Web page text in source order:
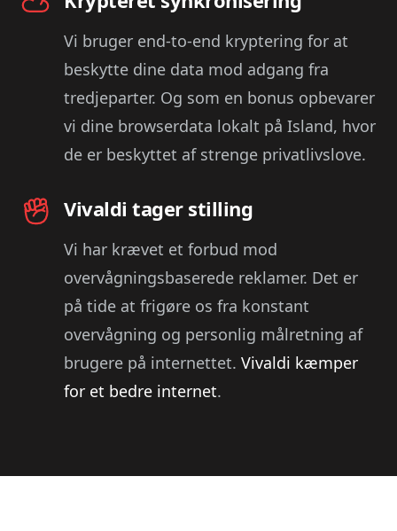
Vi bruger end-to-end kryptering for at
beskytte dine data mod adgang fra
tredjeparter. Og som en bonus opbevarer
vi dine browserdata lokalt på Island, hvor
de er beskyttet af strenge privatlivslove.
Vivaldi tager stilling
Vi har krævet et forbud mod
overvågningsbaserede reklamer. Det er
på tide at frigøre os fra konstant
overvågning og personlig målretning af
brugere på internettet. Vivaldi kæmper
for et bedre internet.